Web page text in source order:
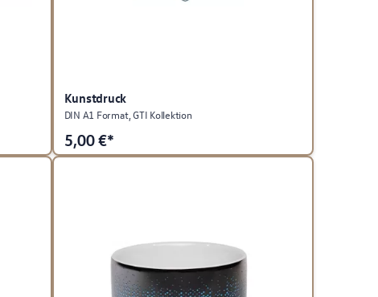
Kunstdruck
DIN A1 Format, GTI Kollektion
5,00€*